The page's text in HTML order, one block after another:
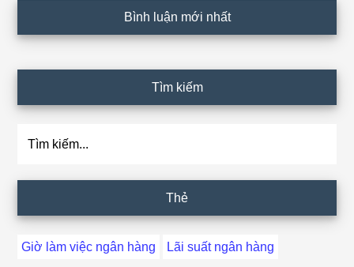
Bình luận mới nhất
Tìm kiếm
Thẻ
Giờ làm việc ngân hàng Lãi suất ngân hàng